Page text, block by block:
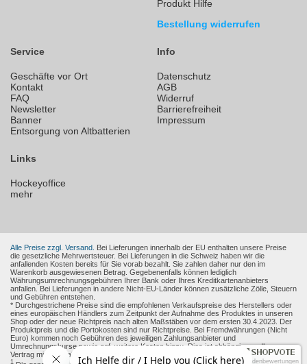
Produkt Hilfe
Bestellung widerrufen
Service
Geschäfte vor Ort
Kontakt
FAQ
Newsletter
Banner
Entsorgung von Altbatterien
Info
Datenschutz
AGB
Widerruf
Barrierefreiheit
Impressum
Links
Hockeyoffice
mehr
Alle Preise zzgl. Versand. Bei Lieferungen innerhalb der EU enthalten unsere Preise
die gesetzliche Mehrwertsteuer. Bei Lieferungen in die Schweiz haben wir die
anfallenden Kosten bereits für Sie vorab bezahlt. Sie zahlen daher nur den im
Warenkorb ausgewiesenen Betrag. Gegebenenfalls können lediglich
Währungsumrechnungsgebühren Ihrer Bank oder Ihres Kreditkartenanbieters
anfallen. Bei Lieferungen in andere Nicht-EU-Länder können zusätzliche Zölle, Steuern
und Gebühren entstehen.
* Durchgestrichene Preise sind die empfohlenen Verkaufspreise des Herstellers oder
eines europäischen Händlers zum Zeitpunkt der Aufnahme des Produktes in unseren
Shop oder der neue Richtpreis nach alten Maßstäben vor dem ersten 30.4.2023. Der
Produktpreis und die Portokosten sind nur Richtpreise. Bei Fremdwährungen (Nicht
Euro) kommen noch Gebühren des jeweiligen Zahlungsanbieter und
Umrechnungskurse sowie ggf. weitere Kosten hinzu. Dies ist abhängig von Ihren
Vertrag mit den Zahlungsanbieter.
1 Kundenbewertungen